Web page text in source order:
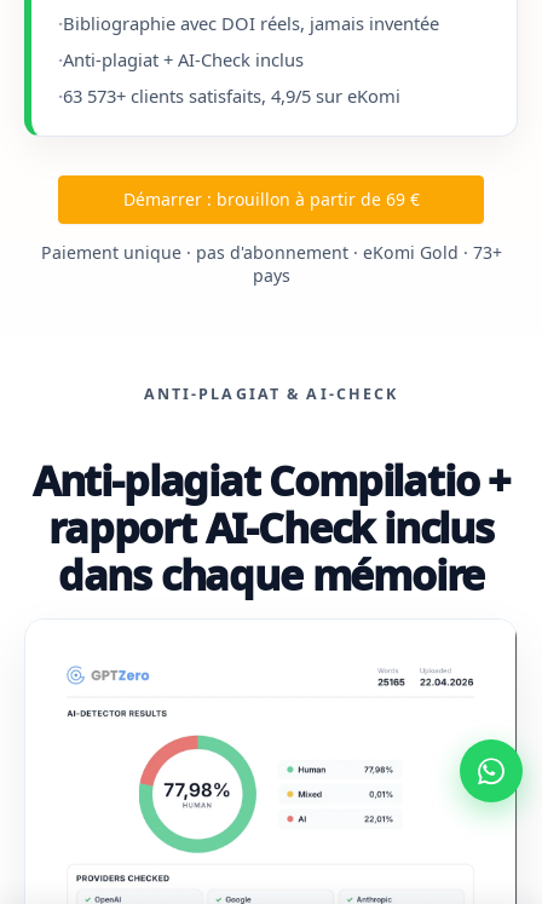
·Bibliographie avec DOI réels, jamais inventée
·Anti-plagiat + AI-Check inclus
·63 573+ clients satisfaits, 4,9/5 sur eKomi
Démarrer : brouillon à partir de 69 €
Paiement unique · pas d'abonnement · eKomi Gold · 73+
pays
ANTI-PLAGIAT & AI-CHECK
Anti-plagiat Compilatio +
rapport AI-Check inclus
dans chaque mémoire